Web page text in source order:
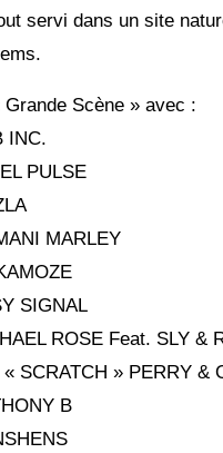
servi dans un site
Grande Scène » avec :
INC.
PULSE
MARLEY
SIGNAL
ROSE Feat. SLY &
« SCRATCH » PERRY &
B